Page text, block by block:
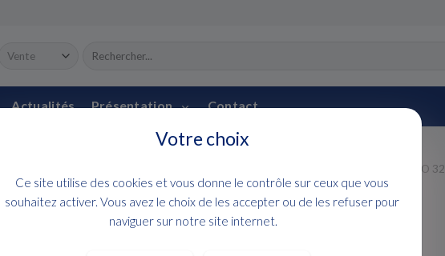
Actualités Présentation Contact
GRAN TURISMO 32
BENETEAU
GRAN TURISMO 32
Votre choix
Ce site utilise des cookies et vous donne le contrôle sur ceux que vous
souhaitez activer. Vous avez le choix de les accepter ou de les refuser pour
naviguer sur notre site internet.